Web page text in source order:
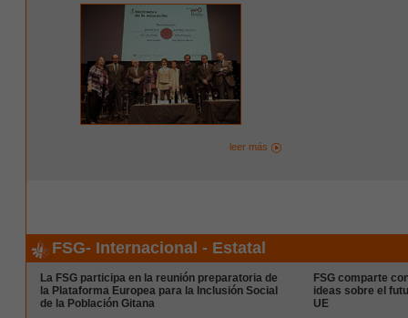
leer más
FSG- Internacional - Estatal
La FSG participa en la reunión preparatoria de
la Plataforma Europea para la Inclusión Social
de la Población Gitana
FSG comparte
ideas sobre el
UE